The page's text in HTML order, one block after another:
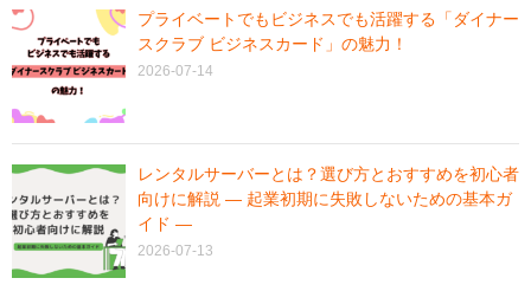
プライベートでもビジネスでも活躍する「ダイナー
スクラブ ビジネスカード」の魅力！
2026-07-14
レンタルサーバーとは？選び方とおすすめを初心者
向けに解説 ― 起業初期に失敗しないための基本ガ
イド ―
2026-07-13